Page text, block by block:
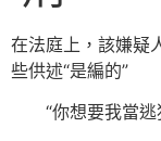
在法庭上，該嫌疑
些供述“是編的”
“你想要我當逃